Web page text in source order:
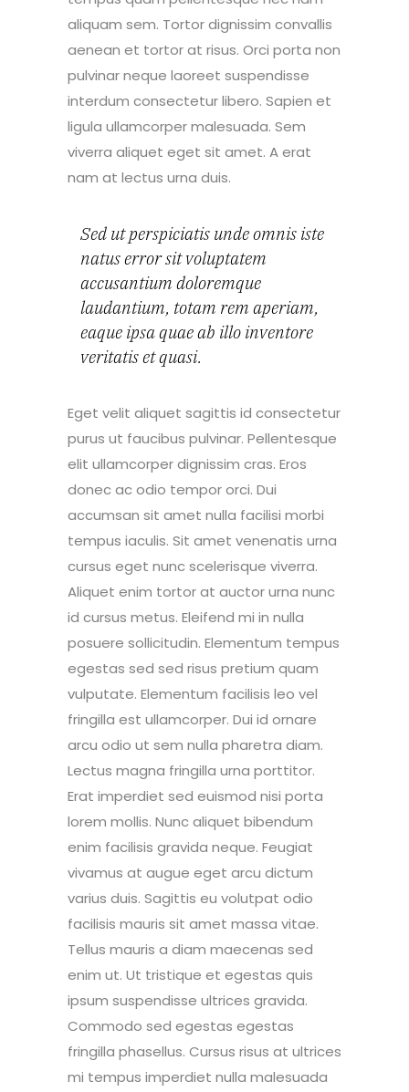
aliquam sem. Tortor dignissim convallis
aenean et tortor at risus. Orci porta non
pulvinar neque laoreet suspendisse
interdum consectetur libero. Sapien et
ligula ullamcorper malesuada. Sem
viverra aliquet eget sit amet. A erat
nam at lectus urna duis.
Sed ut perspiciatis unde omnis iste
natus error sit voluptatem
accusantium doloremque
laudantium, totam rem aperiam,
eaque ipsa quae ab illo inventore
veritatis et quasi.
Eget velit aliquet sagittis id consectetur
purus ut faucibus pulvinar. Pellentesque
elit ullamcorper dignissim cras. Eros
donec ac odio tempor orci. Dui
accumsan sit amet nulla facilisi morbi
tempus iaculis. Sit amet venenatis urna
cursus eget nunc scelerisque viverra.
Aliquet enim tortor at auctor urna nunc
id cursus metus. Eleifend mi in nulla
posuere sollicitudin. Elementum tempus
egestas sed sed risus pretium quam
vulputate. Elementum facilisis leo vel
fringilla est ullamcorper. Dui id ornare
arcu odio ut sem nulla pharetra diam.
Lectus magna fringilla urna porttitor.
Erat imperdiet sed euismod nisi porta
lorem mollis. Nunc aliquet bibendum
enim facilisis gravida neque. Feugiat
vivamus at augue eget arcu dictum
varius duis. Sagittis eu volutpat odio
facilisis mauris sit amet massa vitae.
Tellus mauris a diam maecenas sed
enim ut. Ut tristique et egestas quis
ipsum suspendisse ultrices gravida.
Commodo sed egestas egestas
fringilla phasellus. Cursus risus at ultrices
mi tempus imperdiet nulla malesuada